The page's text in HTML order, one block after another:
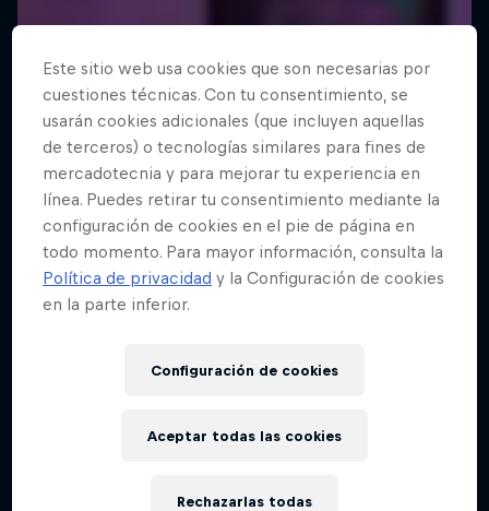
Este sitio web usa cookies que son necesarias por
cuestiones técnicas. Con tu consentimiento, se
usarán cookies adicionales (que incluyen aquellas
de terceros) o tecnologías similares para fines de
mercadotecnia y para mejorar tu experiencia en
línea. Puedes retirar tu consentimiento mediante la
configuración de cookies en el pie de página en
todo momento. Para mayor información, consulta la
Política de privacidad y la Configuración de cookies
en la parte inferior.
Configuración de cookies
Rechazarlas todas
Aceptar todas las cookies